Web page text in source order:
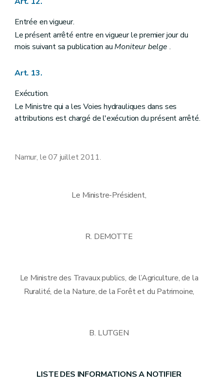
Entrée en vigueur.
Le présent arrêté entre en vigueur le premier jour du
mois suivant sa publication auMoniteur belge .
Art. 13.
Exécution.
Le Ministre qui a les Voies hydrauliques dans ses
attributions est chargé de l'exécution du présent arrêté.
Namur, le 07 juillet 2011.
Le Ministre-Président,
R. DEMOTTE
Le Ministre des Travaux publics, de l’Agriculture, de la
Ruralité, de la Nature, de la Forêt et du Patrimoine,
B. LUTGEN
LISTE DES INFORMATIONS A NOTIFIER